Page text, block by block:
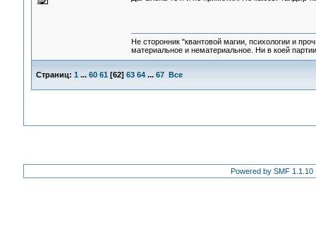
Не сторонник "квантовой магии, психологии и
материальное и нематериальное. Ни в коей
Страниц: 1 ... 60 61 [62] 63 64 ... 67 Все
Powered by SMF 1.1.10